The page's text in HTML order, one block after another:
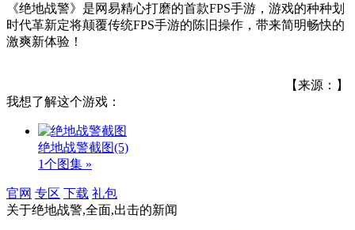
《绝地战警》是网易精心打磨的首款FPS手游，游戏的种种划
时代革新定将颠覆传统FPS手游的陈旧操作，带来简明畅快的
激爽新体验！
【来源：】
我想了解这个游戏：
绝地战警截图(5)
1个图集 »
官网 专区 下载 礼包
关于绝地战警,全面,出击的新闻